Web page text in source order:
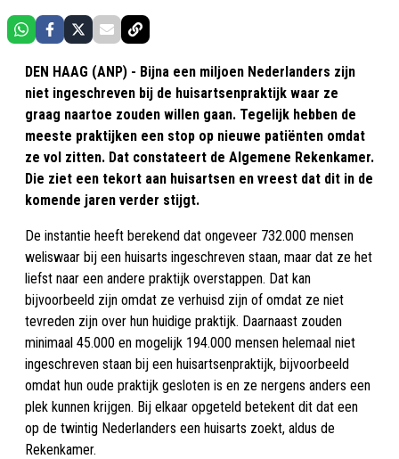
DEN HAAG (ANP) - Bijna een miljoen Nederlanders zijn
niet ingeschreven bij de huisartsenpraktijk waar ze
graag naartoe zouden willen gaan. Tegelijk hebben de
meeste praktijken een stop op nieuwe patiënten omdat
ze vol zitten. Dat constateert de Algemene Rekenkamer.
Die ziet een tekort aan huisartsen en vreest dat dit in de
komende jaren verder stijgt.
De instantie heeft berekend dat ongeveer 732.000 mensen
weliswaar bij een huisarts ingeschreven staan, maar dat ze het
liefst naar een andere praktijk overstappen. Dat kan
bijvoorbeeld zijn omdat ze verhuisd zijn of omdat ze niet
tevreden zijn over hun huidige praktijk. Daarnaast zouden
minimaal 45.000 en mogelijk 194.000 mensen helemaal niet
ingeschreven staan bij een huisartsenpraktijk, bijvoorbeeld
omdat hun oude praktijk gesloten is en ze nergens anders een
plek kunnen krijgen. Bij elkaar opgeteld betekent dit dat een
op de twintig Nederlanders een huisarts zoekt, aldus de
Rekenkamer.